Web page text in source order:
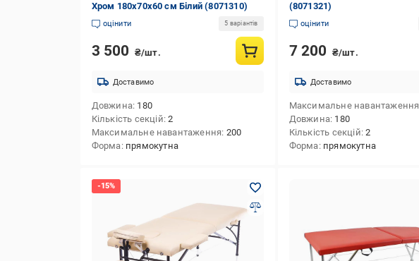
Хром 180х70х60 см Білий (8071310)
оцінити 5 варіантів
3 500 ₴/шт.
Доставимо
Довжина 180
Кількість секцій 2
Максимальне навантаження 200
Форма прямокутна
(8071321)
оцінити
7 200 ₴/шт.
Доставимо
Максимальне навантаження
Довжина 180
Кількість секцій 2
Форма прямокутна